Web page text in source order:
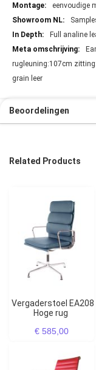
eenvoudige
Full analine
rugleuning:107cm
grain leer
Beoordelingen
Related Products
Vergaderstoel EA208
Hoge rug
€ 585,00